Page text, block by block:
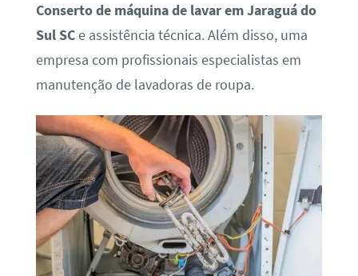
Conserto de máquina de lavar em Jaraguá do
Sul SCe assistência técnica. Além disso, uma
empresa com profissionais especialistas em
manutenção de lavadoras de roupa.